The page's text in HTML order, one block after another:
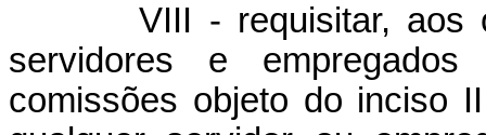
VIII - requisitar, aos
servidores e
comissões objeto do inciso